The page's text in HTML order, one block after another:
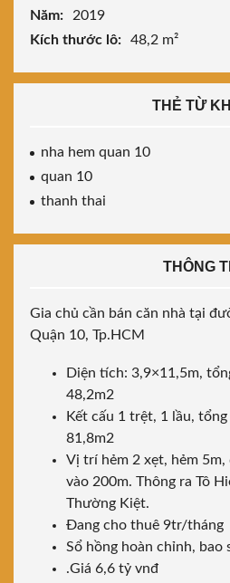
Năm:
2019
Kích thước lô:
48,2 m²
THẺ TỪ
nha hem quan 10
quan 10
thanh thai
THÔNG
Gia chủ cần bán căn nhà tại
Quận 10, Tp.HCM
Diện tích: 3,9×11,5m,
48,2m2
Kết cấu 1 trệt, 1 lầu,
81,8m2
Vị trí hẻm 2 xẹt, hẻm
vào 200m. Thông ra Tô
Thường Kiệt.
Đang cho thuê 9tr/tháng
Sổ hồng hoàn chỉnh, bao
.Giá 6,6 tỷ vnđ